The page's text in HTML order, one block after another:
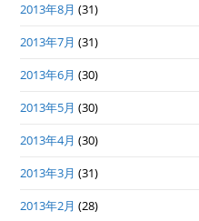
2013年8月 (31)
2013年7月 (31)
2013年6月 (30)
2013年5月 (30)
2013年4月 (30)
2013年3月 (31)
2013年2月 (28)